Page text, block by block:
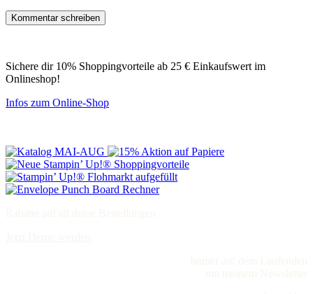
Sichere dir 10% Shoppingvorteile ab 25 € Einkaufswert im
Onlineshop!
Infos zum Online-Shop